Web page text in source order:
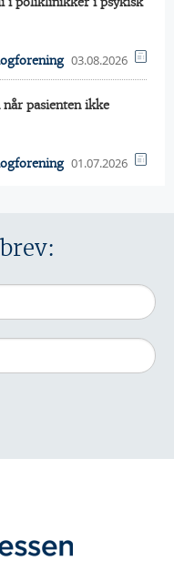
03.08.2026
pasienten ikke
01.07.2026